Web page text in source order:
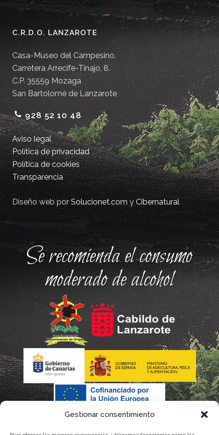
Gestionar consentimiento
C.R.D.O. LANZAROTE
Casa-Museo del Campesino.
Carretera Arrecife-Tinajo, 8.
C.P. 35559 Mozaga
San Bartolomé de Lanzarote
928 52 10 48
Aviso legal
Política de privacidad
Política de cookies
Transparencia
Diseño web porSolucionet.comyCibernatural
Se recomienda el consumo
moderado de alcohol